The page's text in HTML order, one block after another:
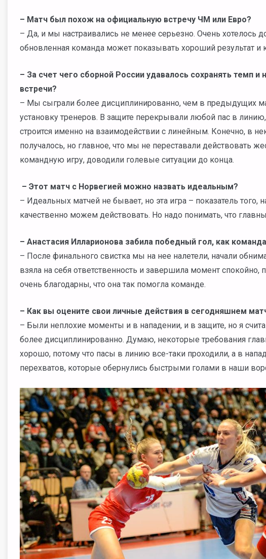
– Матч был похож на официальную встречу ЧМ или Евро?
– Да, и мы настраивались не менее серьезно. Очень хотелось
обновленная команда может показывать хороший результат и
– За счет чего сборной России удавалось сохранять темп
встречи?
– Мы сыграли более дисциплинированно, чем в предыдущих
установку тренеров. В защите перекрывали любой пас в
строится именно на взаимодействии с линейным. Конечно, в
получалось, но главное, что мы не переставали действовать
командную игру, доводили голевые ситуации до конца.
– Этот матч с Норвегией можно назвать идеальным?
– Идеальных матчей не бывает, но эта игра – показатель того,
качественно можем действовать. Но надо понимать, что
– Анастасия Илларионова забила победный гол, как
– После финального свистка мы на нее налетели, начали
взяла на себя ответственность и завершила момент
очень благодарны, что она так помогла команде.
– Как вы оцените свои личные действия в сегодняшнем
– Были неплохие моменты и в нападении, и в защите, но я
более дисциплинированно. Думаю, некоторые требования
хорошо, потому что пасы в линию все-таки проходили, а в
перехватов, которые обернулись быстрыми голами в наши